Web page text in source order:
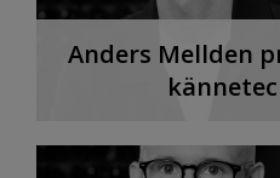
Anders Mellden